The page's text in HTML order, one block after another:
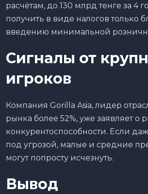
расчётам, до 130 млрд тенге за 4
получить в виде налогов только
введению минимальной
Сигналы от
игроков
Компания Gorilla Asia, лидер
рынка более 52%, уже заявляет о
конкурентоспособности. Если
под угрозой, малые и средние
могут попросту исчезнуть.
Вывод